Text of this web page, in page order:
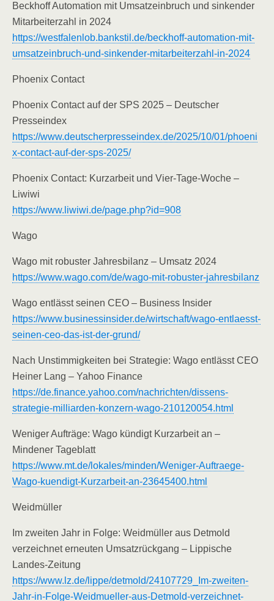
Beckhoff Automation mit Umsatzeinbruch und sinkender
Mitarbeiterzahl in 2024
https://westfalenlob.bankstil.de/beckhoff-automation-mit-
umsatzeinbruch-und-sinkender-mitarbeiterzahl-in-2024
Phoenix Contact
Phoenix Contact auf der SPS 2025 – Deutscher
Presseindex
https://www.deutscherpresseindex.de/2025/10/01/phoeni
x-contact-auf-der-sps-2025/
Phoenix Contact: Kurzarbeit und Vier-Tage-Woche –
Liwiwi
https://www.liwiwi.de/page.php?id=908
Wago
Wago mit robuster Jahresbilanz – Umsatz 2024
https://www.wago.com/de/wago-mit-robuster-jahresbilanz
Wago entlässt seinen CEO – Business Insider
https://www.businessinsider.de/wirtschaft/wago-entlaesst-
seinen-ceo-das-ist-der-grund/
Nach Unstimmigkeiten bei Strategie: Wago entlässt CEO
Heiner Lang – Yahoo Finance
https://de.finance.yahoo.com/nachrichten/dissens-
strategie-milliarden-konzern-wago-210120054.html
Weniger Aufträge: Wago kündigt Kurzarbeit an –
Mindener Tageblatt
https://www.mt.de/lokales/minden/Weniger-Auftraege-
Wago-kuendigt-Kurzarbeit-an-23645400.html
Weidmüller
Im zweiten Jahr in Folge: Weidmüller aus Detmold
verzeichnet erneuten Umsatzrückgang – Lippische
Landes-Zeitung
https://www.lz.de/lippe/detmold/24107729_Im-zweiten-
Jahr-in-Folge-Weidmueller-aus-Detmold-verzeichnet-